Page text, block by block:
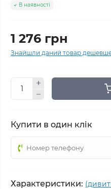
В наявності
1 276 грн
Знайшли даний товар
Купити в один клік
Характеристики: